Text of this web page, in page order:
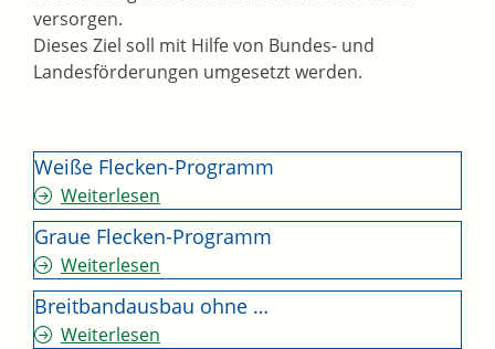
versorgen.
Dieses Ziel soll mit Hilfe von Bundes- und
Landesförderungen umgesetzt werden.
Weiße Flecken-Programm
Weiterlesen
Graue Flecken-Programm
Weiterlesen
Breitbandausbau ohne …
Weiterlesen